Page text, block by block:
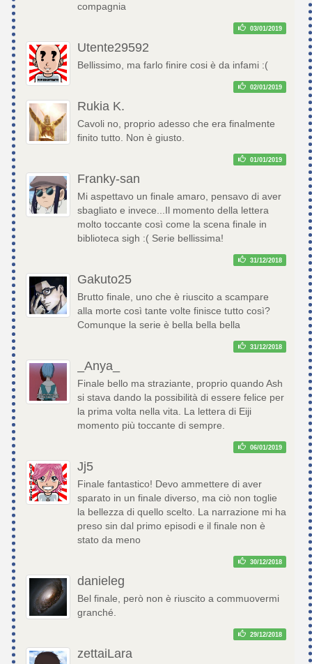
compagnia
03/01/2019
Utente29592
Bellissimo, ma farlo finire cosi è da infami :(
02/01/2019
Rukia K.
Cavoli no, proprio adesso che era finalmente
finito tutto. Non è giusto.
01/01/2019
Franky-san
Mi aspettavo un finale amaro, pensavo di aver
sbagliato e invece...Il momento della lettera
molto toccante così come la scena finale in
biblioteca sigh :( Serie bellissima!
31/12/2018
Gakuto25
Brutto finale, uno che è riuscito a scampare
alla morte così tante volte finisce tutto così?
Comunque la serie è bella bella bella
31/12/2018
_Anya_
Finale bello ma straziante, proprio quando Ash
si stava dando la possibilità di essere felice per
la prima volta nella vita. La lettera di Eiji
momento più toccante di sempre.
06/01/2019
Jj5
Finale fantastico! Devo ammettere di aver
sparato in un finale diverso, ma ciò non toglie
la bellezza di quello scelto. La narrazione mi ha
preso sin dal primo episodi e il finale non è
stato da meno
30/12/2018
danieleg
Bel finale, però non è riuscito a commuovermi
granché.
29/12/2018
zettaiLara